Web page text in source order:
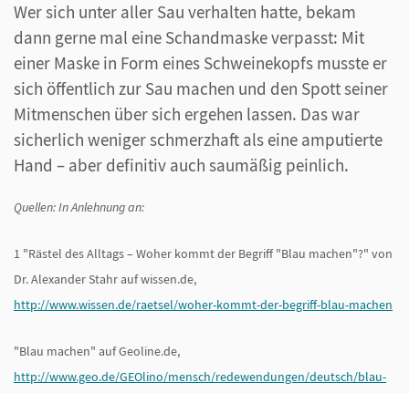
Wer sich unter aller Sau verhalten hatte, bekam
dann gerne mal eine Schandmaske verpasst: Mit
einer Maske in Form eines Schweinekopfs musste er
sich öffentlich zur Sau machen und den Spott seiner
Mitmenschen über sich ergehen lassen. Das war
sicherlich weniger schmerzhaft als eine amputierte
Hand – aber definitiv auch saumäßig peinlich.
Quellen: In Anlehnung an:
1 "Rästel des Alltags – Woher kommt der Begriff "Blau machen"?" von
Dr. Alexander Stahr auf wissen.de,
http://www.wissen.de/raetsel/woher-kommt-der-begriff-blau-machen
"Blau machen" auf Geoline.de,
http://www.geo.de/GEOlino/mensch/redewendungen/deutsch/blau-